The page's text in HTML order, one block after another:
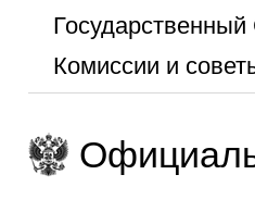
Государственный
Комиссии и